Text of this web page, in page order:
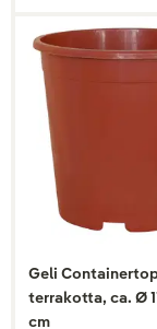
Geli
terrakotta, ca. Ø
cm